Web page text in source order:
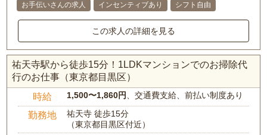
お手伝いさんの求人
インセンティブあり シフト自由
この求人の詳細を見る
祐天寺駅から徒歩15分！1LDKマンションでのお掃除代
行のお仕事（東京都目黒区）
時給 1,500〜1,860円、交通費支給、前払い制度あり
勤務地
祐天寺 徒歩15分
（東京都目黒区付近）